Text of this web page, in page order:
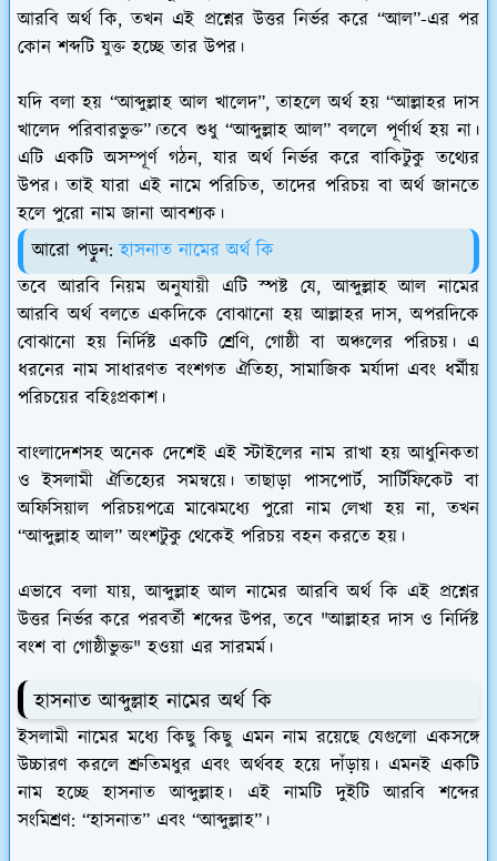
আরবি অর্থ কি, তখন এই প্রশ্নের উত্তর নির্ভর করে “আল”-এর পর
কোন শব্দটি যুক্ত হচ্ছে তার উপর।
যদি বলা হয় “আব্দুল্লাহ আল খালেদ”, তাহলে অর্থ হয় “আল্লাহর দাস
খালেদ পরিবারভুক্ত”।তবে শুধু “আব্দুল্লাহ আল” বললে পূর্ণার্থ হয় না।
এটি একটি অসম্পূর্ণ গঠন, যার অর্থ নির্ভর করে বাকিটুকু তথ্যের
উপর। তাই যারা এই নামে পরিচিত, তাদের পরিচয় বা অর্থ জানতে
হলে পুরো নাম জানা আবশ্যক।
আরো পড়ুন:হাসনাত নামের অর্থ কি
তবে আরবি নিয়ম অনুযায়ী এটি স্পষ্ট যে, আব্দুল্লাহ আল নামের
আরবি অর্থ বলতে একদিকে বোঝানো হয় আল্লাহর দাস, অপরদিকে
বোঝানো হয় নির্দিষ্ট একটি শ্রেণি, গোষ্ঠী বা অঞ্চলের পরিচয়। এ
ধরনের নাম সাধারণত বংশগত ঐতিহ্য, সামাজিক মর্যাদা এবং ধর্মীয়
পরিচয়ের বহিঃপ্রকাশ।
বাংলাদেশসহ অনেক দেশেই এই স্টাইলের নাম রাখা হয় আধুনিকতা
ও ইসলামী ঐতিহ্যের সমন্বয়ে। তাছাড়া পাসপোর্ট, সার্টিফিকেট বা
অফিসিয়াল পরিচয়পত্রে মাঝেমধ্যে পুরো নাম লেখা হয় না, তখন
“আব্দুল্লাহ আল” অংশটুকু থেকেই পরিচয় বহন করতে হয়।
এভাবে বলা যায়, আব্দুল্লাহ আল নামের আরবি অর্থ কি এই প্রশ্নের
উত্তর নির্ভর করে পরবর্তী শব্দের উপর, তবে "আল্লাহর দাস ও নির্দিষ্ট
বংশ বা গোষ্ঠীভুক্ত" হওয়া এর সারমর্ম।
হাসনাত আব্দুল্লাহ নামের অর্থ কি
ইসলামী নামের মধ্যে কিছু কিছু এমন নাম রয়েছে যেগুলো একসঙ্গে
উচ্চারণ করলে শ্রুতিমধুর এবং অর্থবহ হয়ে দাঁড়ায়। এমনই একটি
নাম হচ্ছে হাসনাত আব্দুল্লাহ। এই নামটি দুইটি আরবি শব্দের
সংমিশ্রণ: “হাসনাত” এবং “আব্দুল্লাহ”।